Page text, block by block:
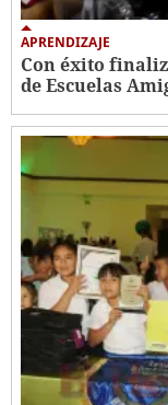
APRENDIZAJE
Con éxito
de Escuelas